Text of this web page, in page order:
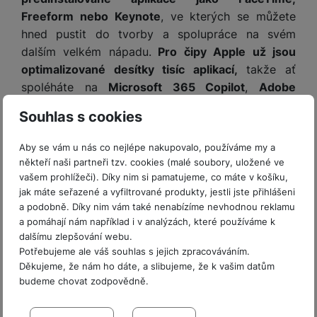
Souhlas s cookies
Aby se vám u nás co nejlépe nakupovalo, používáme my a
někteří naši partneři tzv. cookies (malé soubory, uložené ve
vašem prohlížeči). Díky nim si pamatujeme, co máte v košíku,
jak máte seřazené a vyfiltrované produkty, jestli jste přihlášeni
a podobně. Díky nim vám také nenabízíme nevhodnou reklamu
a pomáhají nám například i v analýzách, které používáme k
dalšímu zlepšování webu.
Potřebujeme ale váš souhlas s jejich zpracováváním.
Děkujeme, že nám ho dáte, a slibujeme, že k vašim datům
budeme chovat zodpovědně.
Nastavení souhlasů s kategoriemi
Freeform nebo Keynote, ve kterých se můžete
hned pustit do tvorby a spolupráce na svém
dalším velkém nápadu. Pro čipy Apple už jsou
optimalizované desítky tisíc aplikací, takže ať
spoléháte na Microsoft 365 Copilot, Adobe
Gemini, v macOS vám všechny oblíbené appky
poběží ukrutně rychle. A pravidelné, bezplatné
aktualizace macOSjsou zárukou, že Mac bude
spolehlivě a bezpečně fungovat dlouhé roky.